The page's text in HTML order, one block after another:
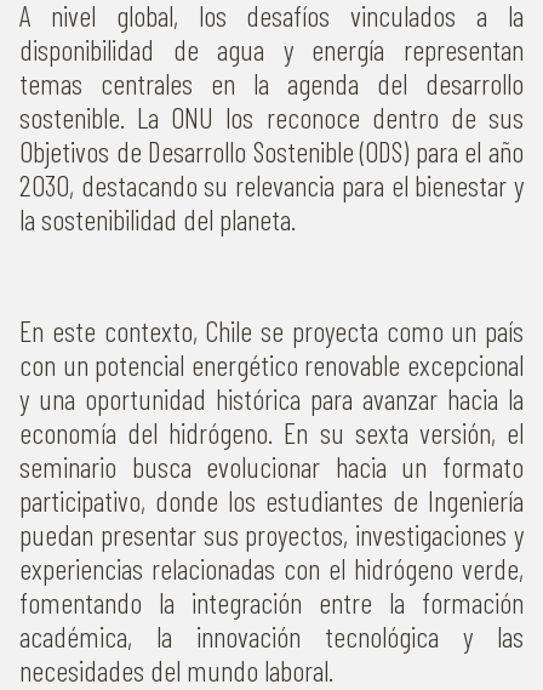
A nivel global, los desafíos vinculados a la
disponibilidad de agua y energía representan
temas centrales en la agenda del desarrollo
sostenible. La ONU los reconoce dentro de sus
Objetivos de Desarrollo Sostenible (ODS) para el año
2030, destacando su relevancia para el bienestar y
la sostenibilidad del planeta.
En este contexto, Chile se proyecta como un país
con un potencial energético renovable excepcional
y una oportunidad histórica para avanzar hacia la
economía del hidrógeno. En su sexta versión, el
seminario busca evolucionar hacia un formato
participativo, donde los estudiantes de Ingeniería
puedan presentar sus proyectos, investigaciones y
experiencias relacionadas con el hidrógeno verde,
fomentando la integración entre la formación
académica, la innovación tecnológica y las
necesidades del mundo laboral.